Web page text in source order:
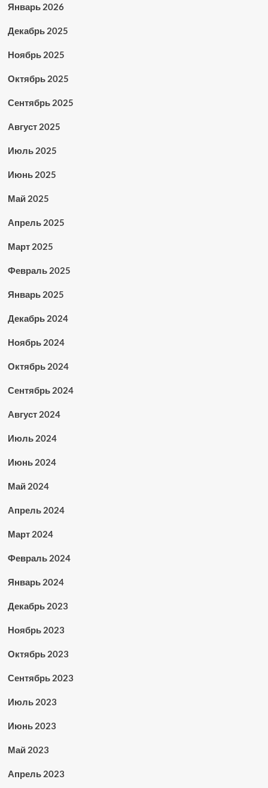
Январь 2026
Декабрь 2025
Ноябрь 2025
Октябрь 2025
Сентябрь 2025
Август 2025
Июль 2025
Июнь 2025
Май 2025
Апрель 2025
Март 2025
Февраль 2025
Январь 2025
Декабрь 2024
Ноябрь 2024
Октябрь 2024
Сентябрь 2024
Август 2024
Июль 2024
Июнь 2024
Май 2024
Апрель 2024
Март 2024
Февраль 2024
Январь 2024
Декабрь 2023
Ноябрь 2023
Октябрь 2023
Сентябрь 2023
Июль 2023
Июнь 2023
Май 2023
Апрель 2023